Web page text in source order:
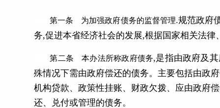
第一条 为加强政府债务的监督管理.规范政府
务,促进本省经济社会的发展,根据国家相关法律
第二条 本办法所称政府债务,是指由政府及
殊情况下需由政府偿还的债务。主要包括由政
机构贷款、政策性挂账、财政欠拨、应由政府
还、兑付或管理的债务。